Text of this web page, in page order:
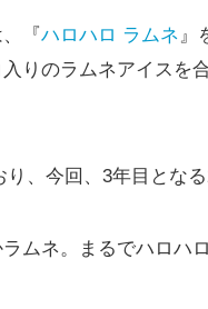
『 ハロハロ ラムネ』
りのラムネアイスを
、今回、3年目となる
ムネ。まるでハロハ